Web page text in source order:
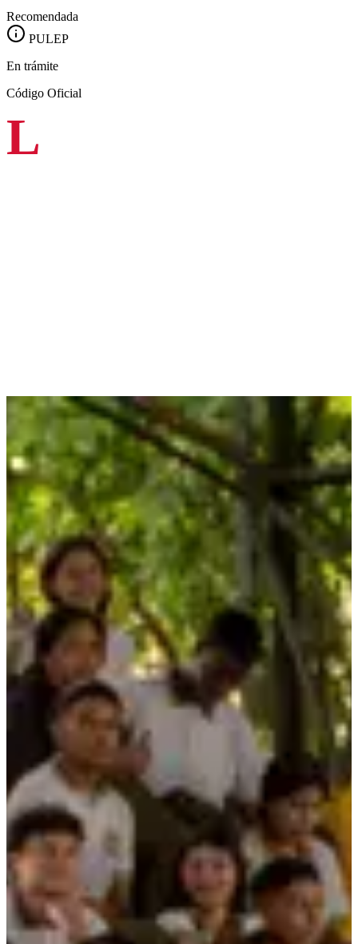
Recomendada
PULEP
En trámite
Código Oficial
L